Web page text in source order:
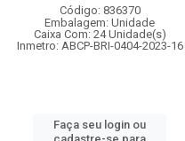
Código: 836370
Embalagem: Unidade
Caixa Com: 24 Unidade(s)
Inmetro: ABCP-BRI-0404-2023-16
Faça seu login ou